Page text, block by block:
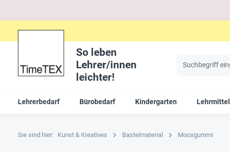
So leben
Lehrer/innen
leichter!
Lehrerbedarf Bürobedarf Kindergarten
Sie sind hier: Kunst & Kreatives Bastelmaterial Moosgummi